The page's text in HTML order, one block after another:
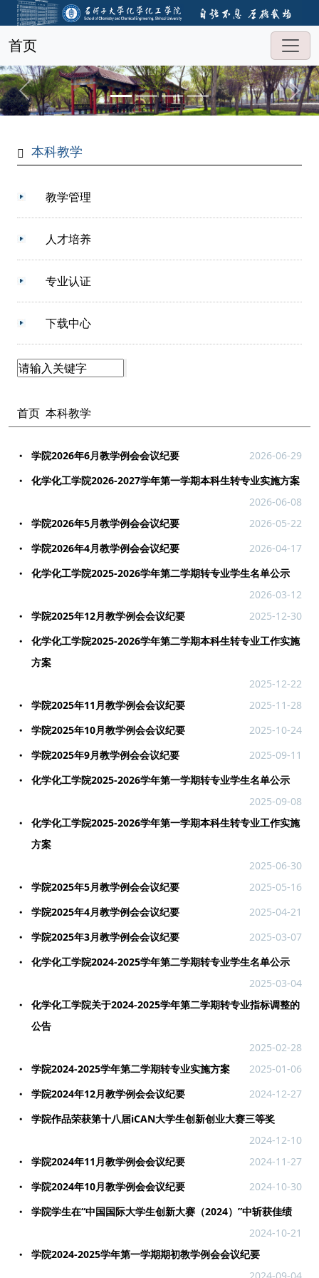
首页
本科教学
教学管理
人才培养
专业认证
下载中心
首页 本科教学
学院2026年6月教学例会会议纪要
2026-06-29
化学化工学院2026-2027学年第一学期本科生转专业实施方案
2026-06-08
学院2026年5月教学例会会议纪要
2026-05-22
学院2026年4月教学例会会议纪要
2026-04-17
化学化工学院2025-2026学年第二学期转专业学生名单公示
2026-03-12
学院2025年12月教学例会会议纪要
2025-12-30
化学化工学院2025-2026学年第二学期本科生转专业工作实施
方案
2025-12-22
学院2025年11月教学例会会议纪要
2025-11-28
学院2025年10月教学例会会议纪要
2025-10-24
学院2025年9月教学例会会议纪要
2025-09-11
化学化工学院2025-2026学年第一学期转专业学生名单公示
2025-09-08
化学化工学院2025-2026学年第一学期本科生转专业工作实施
方案
2025-06-30
学院2025年5月教学例会会议纪要
2025-05-16
学院2025年4月教学例会会议纪要
2025-04-21
学院2025年3月教学例会会议纪要
2025-03-07
化学化工学院2024-2025学年第二学期转专业学生名单公示
2025-03-04
化学化工学院关于2024-2025学年第二学期转专业指标调整的
公告
2025-02-28
学院2024-2025学年第二学期转专业实施方案
2025-01-06
学院2024年12月教学例会会议纪要
2024-12-27
学院作品荣获第十八届iCAN大学生创新创业大赛三等奖
2024-12-10
学院2024年11月教学例会会议纪要
2024-11-27
学院2024年10月教学例会会议纪要
2024-10-30
学院学生在“中国国际大学生创新大赛（2024）”中斩获佳绩
2024-10-21
学院2024-2025学年第一学期期初教学例会会议纪要